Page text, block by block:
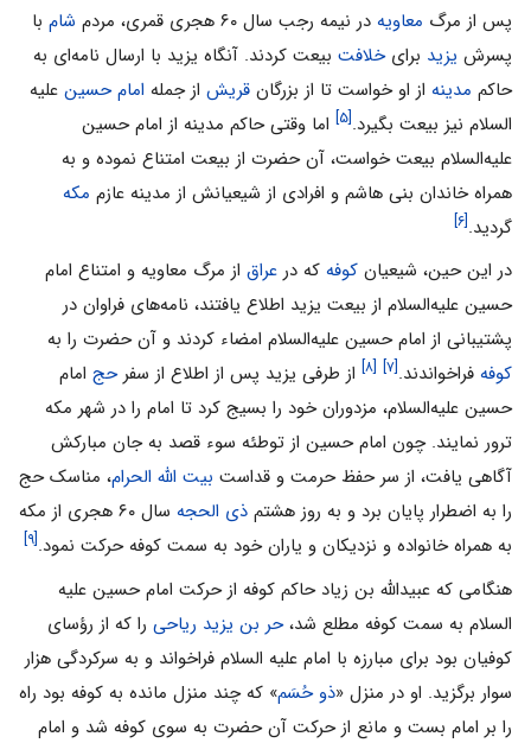
پس از مرگ معاویه در نیمه رجب سال ۶۰ هجری قمری، مردم شام با
پسرش یزید برایخلافت بیعت کردند. آنگاه یزید با ارسال نامه‌ای به
حاکم مدینه از او خواست تا از بزرگان قریش از جمله امام حسین علیه
السلام نیز بیعت بگیرد.[۵]
اما وقتی حاکم مدینه از امام حسین
علیه‌السلام بیعت خواست، آن حضرت از بیعت امتناع نموده و به
همراه خاندان بنی هاشم و افرادی از شیعیانش از مدینه عازم مکه
گردید.[۶]
در این حین، شیعیان کوفه که در عراق از مرگ معاویه و امتناع امام
حسین علیه‌السلام از بیعت یزید اطلاع یافتند، نامه‌های فراوان در
پشتیبانی از امام حسین علیه‌السلام امضاء کردند و آن حضرت را به
کوفه فراخواندند.[۷] [۸] از طرفی یزید پس از اطلاع از سفرحج امام
حسین علیه‌السلام، مزدوران خود را بسیج کرد تا امام را در شهر مکه
ترور نمایند. چون امام حسین از توطئه سوء قصد به جان مبارکش
آگاهی یافت، از سر حفظ حرمت و قداست بیت الله الحرام، مناسک حج
را به اضطرار پایان برد و به روز هشتم ذی الحجه
سال ۶۰ هجری از مکه
به همراه خانواده و نزدیکان و یاران خود به سمت کوفه حرکت نمود.[۹]
هنگامی که عبیدالله بن زیاد حاکم کوفه از حرکت امام حسین علیه
السلام به سمت کوفه مطلع شد،حر بن یزید ریاحی را که از رؤسای
کوفیان بود برای مبارزه با امام علیه السلام فراخواند و به سرکردگی هزار
سوار برگزید. او در منزل «ذو حُسَم» که چند منزل مانده به کوفه بود راه
را بر امام بست و مانع از حرکت آن حضرت به سوی کوفه شد و امام